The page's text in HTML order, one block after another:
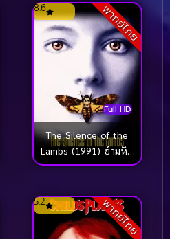
พากย์ไทย
Full HD
8.6
The Silence of the
Lambs (1991) อำมหิต
ไม่เงียบ
พากย์ไทย
5.2